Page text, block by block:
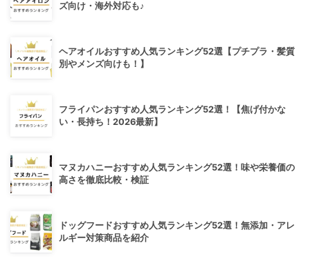
ズ向け・海外対応も♪
ヘアオイルおすすめ人気ランキング52選【プチプラ・髪質
別やメンズ向けも！】
フライパンおすすめ人気ランキング52選！【焦げ付かな
い・長持ち！2026最新】
マヌカハニーおすすめ人気ランキング52選！味や栄養価の
高さを徹底比較・検証
ドッグフードおすすめ人気ランキング52選！無添加・アレ
ルギー対策商品を紹介